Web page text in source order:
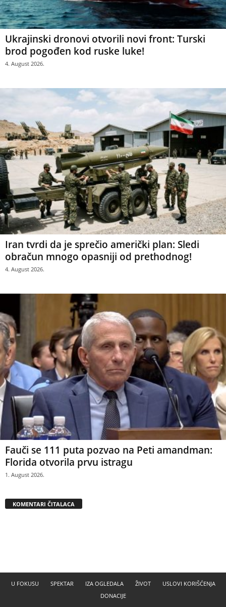
Ukrajinski dronovi otvorili novi front: Turski
brod pogođen kod ruske luke!
4. August 2026.
Iran tvrdi da je sprečio američki plan: Sledi
obračun mnogo opasniji od prethodnog!
4. August 2026.
Fauči se 111 puta pozvao na Peti amandman:
Florida otvorila prvu istragu
1. August 2026.
KOMENTARI ČITALACA
U FOKUSU SPEKTAR IZA OGLEDALA ŽIVOT
USLOVI KORIŠĆENJA
DONACIJE